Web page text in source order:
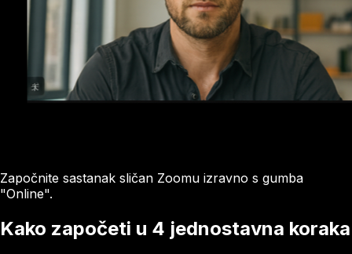
Započnite sastanak sličan Zoomu izravno s gumba
"Online".
Kako započeti u 4 jednostavna koraka